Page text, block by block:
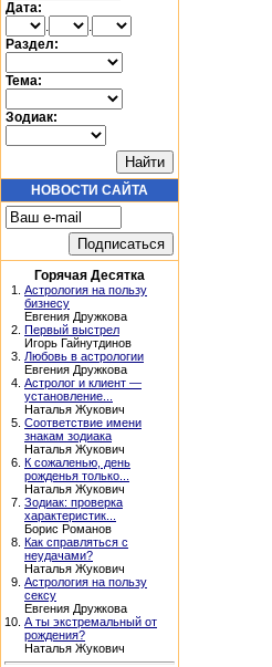
Дата:
.
.
Раздел:
Тема:
Зодиак:
НОВОСТИ САЙТА
Горячая Десятка
1. Астрология на пользу
бизнесу
Евгения Дружкова
2. Первый выстрел
Игорь Гайнутдинов
3. Любовь в астрологии
Евгения Дружкова
4. Астролог и клиент —
установление...
Наталья Жукович
5. Соответствие имени
знакам зодиака
Наталья Жукович
6. К сожаленью, день
рожденья только...
Наталья Жукович
7. Зодиак: проверка
характеристик...
Борис Романов
8. Как справляться с
неудачами?
Наталья Жукович
9. Астрология на пользу
сексу
Евгения Дружкова
10. А ты экстремальный от
рождения?
Наталья Жукович